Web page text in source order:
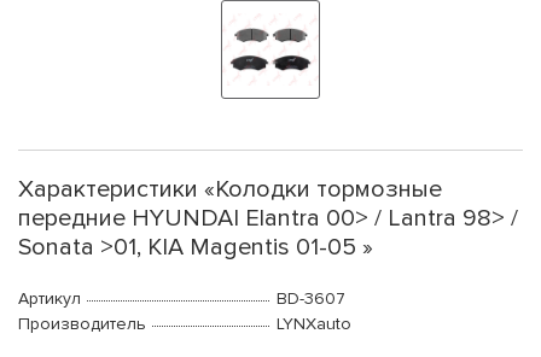
Характеристики «Колодки тормозные
передние HYUNDAI Elantra 00> / Lantra 98> /
Sonata >01, KIA Magentis 01-05 »
Артикул
BD-3607
Производитель
LYNXauto